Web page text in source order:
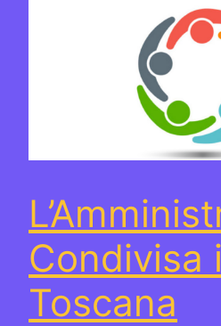
Condivisa
Toscana